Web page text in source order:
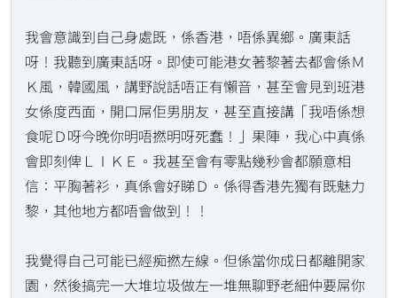
我會意識到自己身處既，係香港，唔係異鄉。廣東話
呀！我聽到廣東話呀。即使可能港女著黎著去都會係Ｍ
Ｋ風，韓國風，講野說話唔正有懶音，甚至會見到班港
女係度西面，開口屌佢男朋友，甚至直接講「我唔係想
食呢Ｄ呀今晚你明唔撚明呀死蠢！」果陣，我心中真係
會即刻俾ＬＩＫＥ。我甚至會有零點幾秒會都願意相
信：平胸著衫，真係會好睇Ｄ。係得香港先獨有既魅力
黎，其他地方都唔會做到！！
我覺得自己可能已經痴撚左線。但係當你成日都離開家
園，然後搞完一大堆垃圾做左一堆無聊野老細仲要屌你